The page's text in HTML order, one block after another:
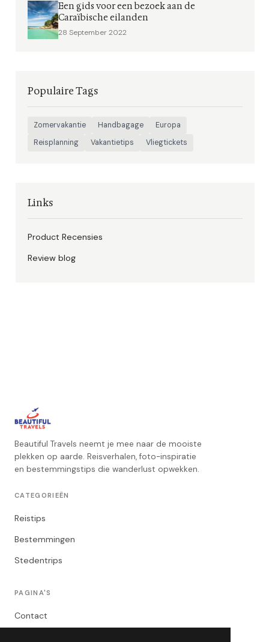
Een gids voor een bezoek aan de
Caraïbische eilanden
28 September 2022
Populaire Tags
Zomervakantie Handbagage
Europa
Reisplanning
Vakantietips Vliegtickets
Links
Product Recensies
Review blog
Beautiful Travels neemt je mee naar de mooiste
plekken op aarde. Reisverhalen, foto-inspiratie
en bestemmingstips die wanderlust opwekken.
CATEGORIEËN
Reistips
Bestemmingen
Stedentrips
PAGINA'S
Contact